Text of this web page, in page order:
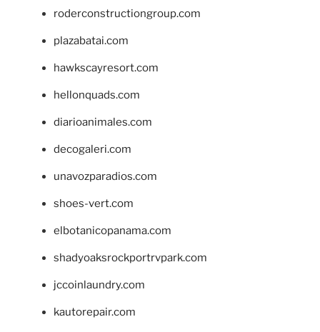
roderconstructiongroup.com
plazabatai.com
hawkscayresort.com
hellonquads.com
diarioanimales.com
decogaleri.com
unavozparadios.com
shoes-vert.com
elbotanicopanama.com
shadyoaksrockportrvpark.com
jccoinlaundry.com
kautorepair.com